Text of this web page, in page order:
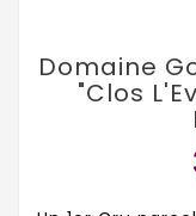
Domaine
"Clos